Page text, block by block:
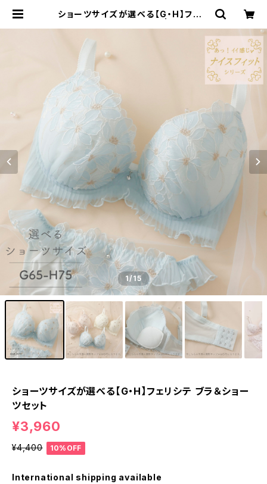
ショーツサイズが選べる【G・H】フェリ
1/15
ショーツサイズが選べる【G・H】フェリシテ ブラ＆ショー
ツセット
¥3,960
¥4,400 10%OFF
International shipping available